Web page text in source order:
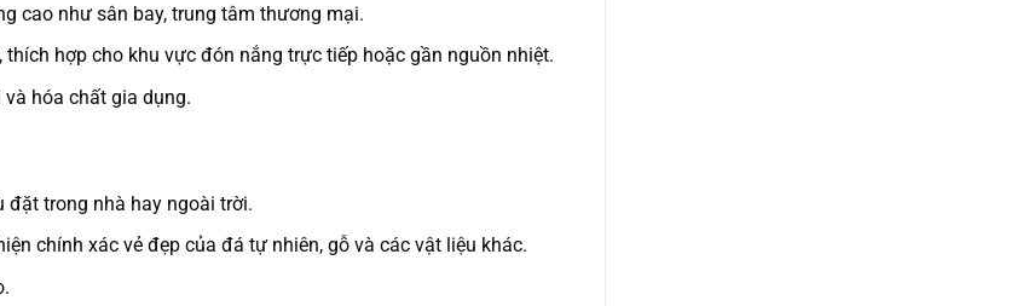
cao như sân bay, trung tâm thương mại.
hợp cho khu vực đón nắng trực tiếp hoặc gần nguồn nhiệt.
hóa chất gia dụng.
trong nhà hay ngoài trời.
chính xác vẻ đẹp của đá tự nhiên, gỗ và các vật liệu khác.